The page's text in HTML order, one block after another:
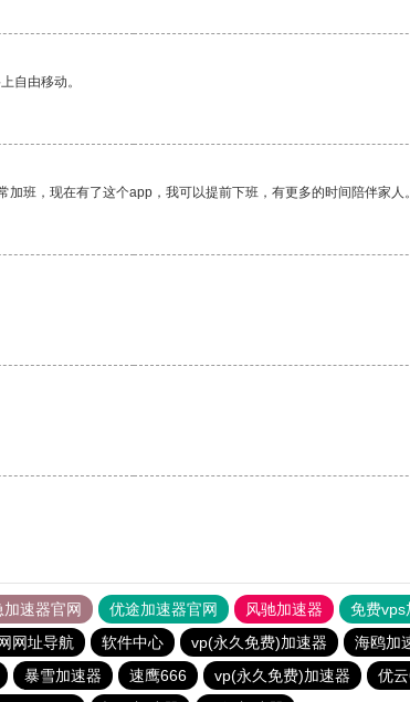
自由移动。
班，现在有了这个app，我可以提前下班，有更多的时间陪伴家人。
加速器官网 优途加速器官网 风驰加速器 免费vps
网址导航 软件中心 vp(永久免费)加速器 海鸥加
暴雪加速器 速鹰666 vp(永久免费)加速器 优